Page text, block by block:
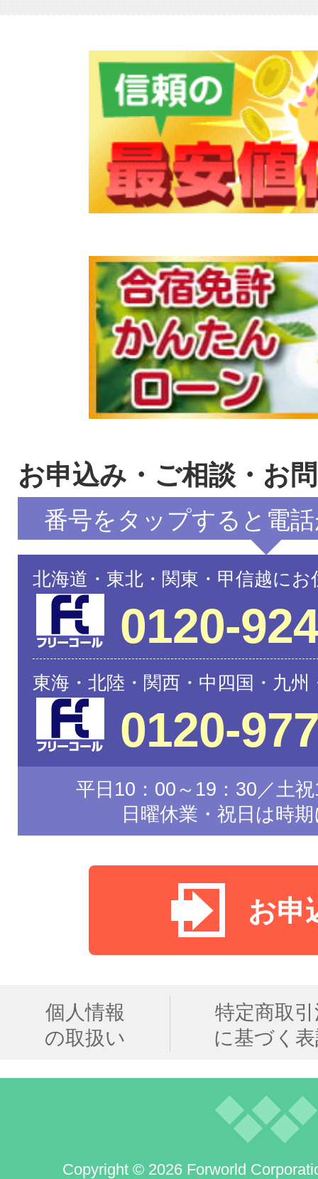
お申込み・ご相談・お
番号をタップすると電
北海道・東北・関東・甲信越に
0120-
東海・北陸・関西・中四国・九
0120-
平日10：00～19：30／土
日曜休業・祝日は時
お申
個人情報
の取扱い
特定商取
に基づく
Copyright © 2026 Forworld